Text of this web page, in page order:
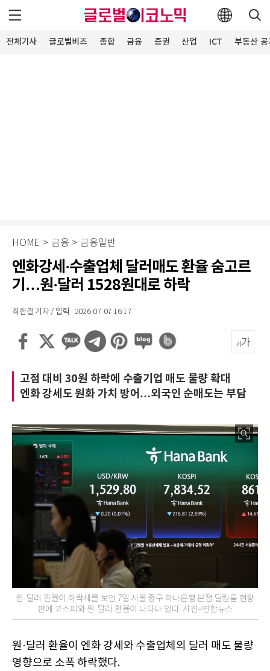
전체기사 글로벌비즈 종합 금융 증권 산업 ICT 부동산·
HOME > 금융 > 금융일반
엔화강세·수출업체 달러매도 환율 숨고르
기…원·달러 1528원대로 하락
최한결 기자 / 입력 : 2026-07-07 16:17
고점 대비 30원 하락에 수출기업 매도 물량 확대
엔화 강세도 원화 가치 방어…외국인 순매도는 부담
원·달러 환율이 하락세를 보인 7일 서울 중구 하나은행 본점 딜링룸 현황
판에 코스피와 원·달러 환율이 나타나 있다. 사진=연합뉴스
원·달러 환율이 엔화 강세와 수출업체의 달러 매도 물량
영향으로 소폭 하락했다.